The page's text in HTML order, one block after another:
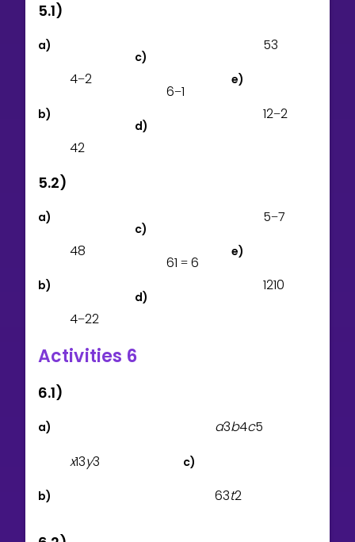
5.1)
a)
4−2
b)
42
c)
6−1
d)
53
e)
12−2
5.2)
a)
48
b)
4−22
c)
61 = 6
d)
5−7
e)
1210
Activities 6
6.1)
a)
x13y3
b)
a3b4c5
c)
63t2